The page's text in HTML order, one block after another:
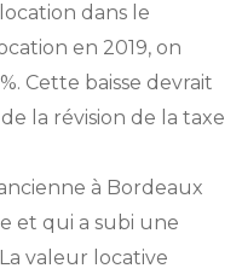
dans le
en 2019, on
Cette baisse devrait
la révision de la taxe
à Bordeaux
et qui a subi une
valeur locative